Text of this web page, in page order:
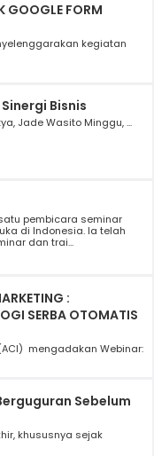
GOOGLE FORM
kegiatan
Bisnis
Jade Wasito Minggu, ...
pembicara seminar
di Indonesia. Ia telah
dan trai...
:
SERBA OTOMATIS
mengadakan Webinar:
Sebelum
khususnya sejak